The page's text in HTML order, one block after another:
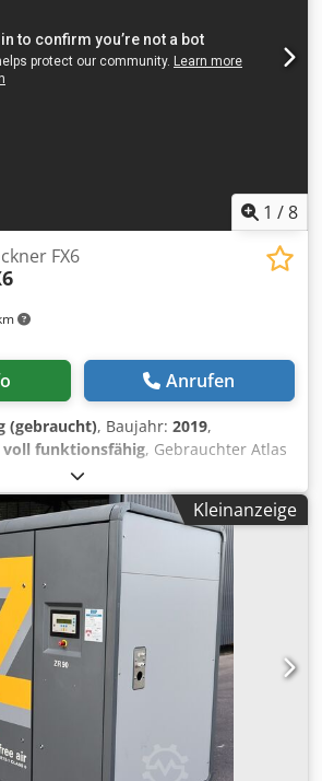
1 /8
FX6
Anrufen
(gebraucht), Baujahr: 2019,
voll funktionsfähig, Gebrauchter Atlas
Djdpfszrtbiox Acbsck 2,34 m3/min
Kleinanzeige